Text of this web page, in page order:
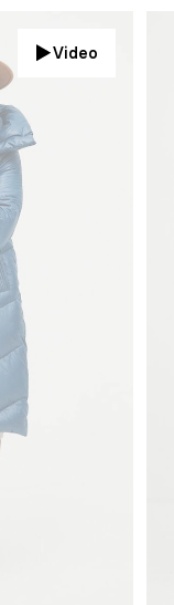
Video